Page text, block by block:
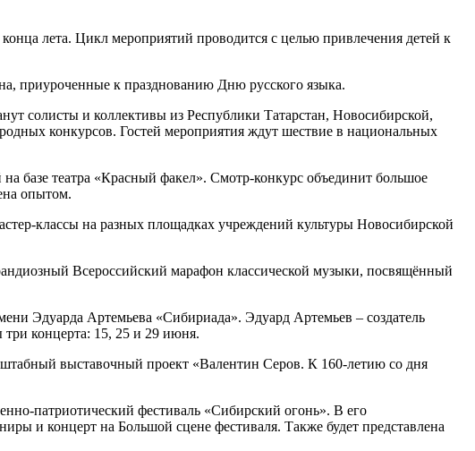
лета. Цикл мероприятий проводится с целью привлечения детей к
приуроченные к празднованию Дню русского языка.
солисты и коллективы из Республики Татарстан, Новосибирской,
конкурсов. Гостей мероприятия ждут шествие в национальных
базе театра «Красный факел». Смотр-конкурс объединит большое
опытом.
классы на разных площадках учреждений культуры Новосибирской
Всероссийский марафон классической музыки, посвящённый
Эдуарда Артемьева «Сибириада». Эдуард Артемьев – создатель
три концерта: 15, 25 и 29 июня.
выставочный проект «Валентин Серов. К 160-летию со дня
патриотический фестиваль «Сибирский огонь». В его
и концерт на Большой сцене фестиваля. Также будет представлена